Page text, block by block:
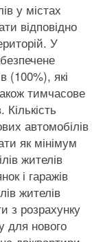
у містах
відповідно
У
(100%), які
тимчасове
Кількість
автомобілів
як мінімум
жителів
і гаражів
жителів
з розрахунку
для нового